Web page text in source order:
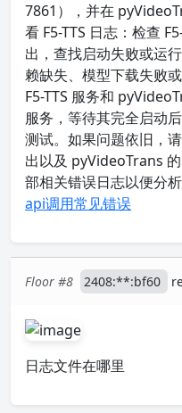
7861），并在
看 F5-TTS 日志：检查
出，查找启动失败或运
赖缺失、模型下载失败
F5-TTS 服务和
服务，等待其完全启动
测试。如果问题依旧，
出以及 pyVideoTrans
部相关错误日志以便分
api调用常见错误
Floor #8 2408:**:bf60
日志文件在哪里